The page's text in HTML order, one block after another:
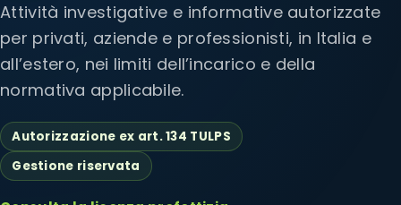
Attività investigative e informative autorizzate
per privati, aziende e professionisti, in Italia e
all’estero, nei limiti dell’incarico e della
normativa applicabile.
Autorizzazione ex art. 134 TULPS
Gestione riservata